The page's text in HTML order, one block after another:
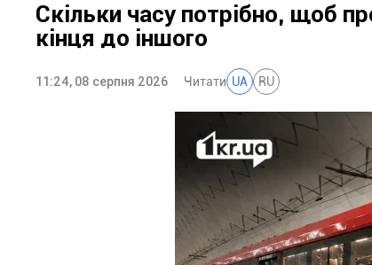
Скільки часу потрібно, щоб
кінця до іншого
11:24, 08 серпня 2026 Читати UA RU